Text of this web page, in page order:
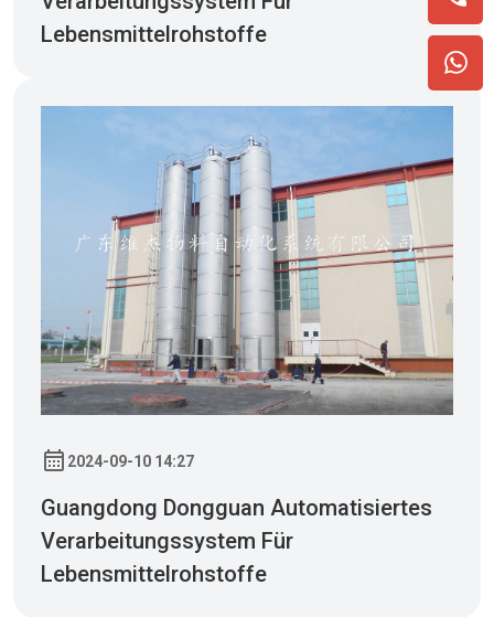
Lebensmittelrohstoffe
2024-09-10 14:27
Guangdong Dongguan Automatisiertes
Verarbeitungssystem Für
Lebensmittelrohstoffe